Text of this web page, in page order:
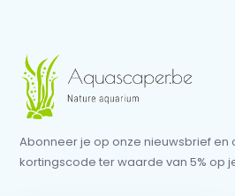
Abonneer je op onze nieuwsbrief en
kortingscode ter waarde van 5% op